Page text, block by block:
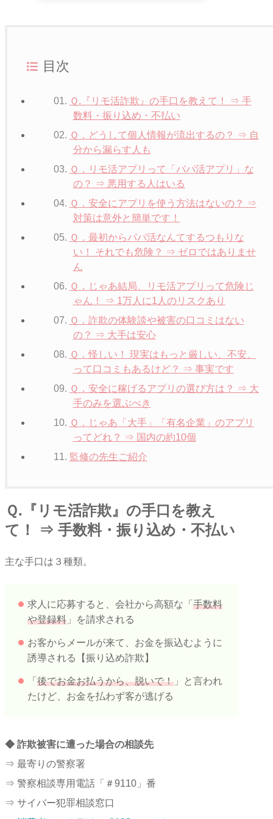
目次
Ｑ.『リモ活詐欺』の手口を教えて！ ⇒ 手
数料・振り込め・不払い
Ｑ．どうして個人情報が流出するの？ ⇒ 自
分から漏らす人も
Ｑ．リモ活アプリって「パパ活アプリ」な
の？ ⇒ 悪用する人はいる
Ｑ．安全にアプリを使う方法はないの？ ⇒
対策は意外と簡単です！
Ｑ．最初からパパ活なんてするつもりな
い！ それでも危険？ ⇒ ゼロではありませ
ん
Ｑ．じゃあ結局、リモ活アプリって危険じ
ゃん！ ⇒ 1万人に1人のリスクあり
Ｑ．詐欺の体験談や被害の口コミはない
の？ ⇒ 大手は安心
Ｑ．怪しい！ 現実はもっと厳しい、不安、
って口コミもあるけど？ ⇒ 事実です
Ｑ．安全に稼げるアプリの選び方は？ ⇒ 大
手のみを選ぶべき
Ｑ．じゃあ「大手」「有名企業」のアプリ
ってどれ？ ⇒ 国内の約10個
監修の先生ご紹介
Ｑ.『リモ活詐欺』の手口を教え
て！ ⇒ 手数料・振り込め・不払い
主な手口は３種類。
求人に応募すると、会社から高額な「 手数料
や登録料」を請求される
お客からメールが来て、お金を振込むように
誘導される【振り込め詐欺】
「 後でお金お払うから、脱いで！」と言われ
たけど、お金を払わず客が逃げる
◆ 詐欺被害に遭った場合の相談先
⇒ 最寄りの警察署
⇒ 警察相談専用電話「＃9110」番
⇒ サイバー犯罪相談窓口